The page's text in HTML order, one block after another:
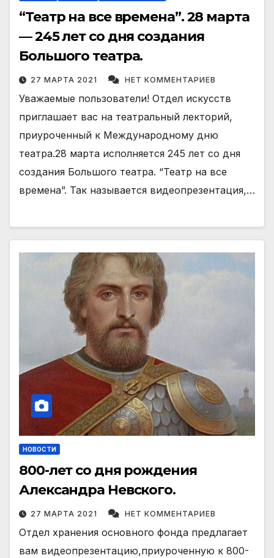
“Театр на все времена”. 28 марта
— 245 лет со дня создания
Большого театра.
27 МАРТА 2021 НЕТ КОММЕНТАРИЕВ
Уважаемые пользователи! Отдел искусств
приглашает вас на театральный лекторий,
приуроченный к Международному дню
театра.28 марта исполняется 245 лет со дня
создания Большого театра. “Театр на все
времена”. Так называется видеопрезентация,…
НОВОСТИ
800-лет со дня рождения
Александра Невского.
27 МАРТА 2021 НЕТ КОММЕНТАРИЕВ
Отдел хранения основного фонда предлагает
вам видеопрезентацию,приуроченную к 800-